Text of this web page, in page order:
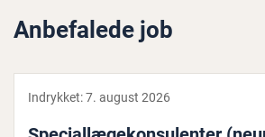
Anbefalede job
Indrykket:7. august 2026